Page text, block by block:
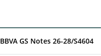
BBVA GS Notes 26-28/S4604